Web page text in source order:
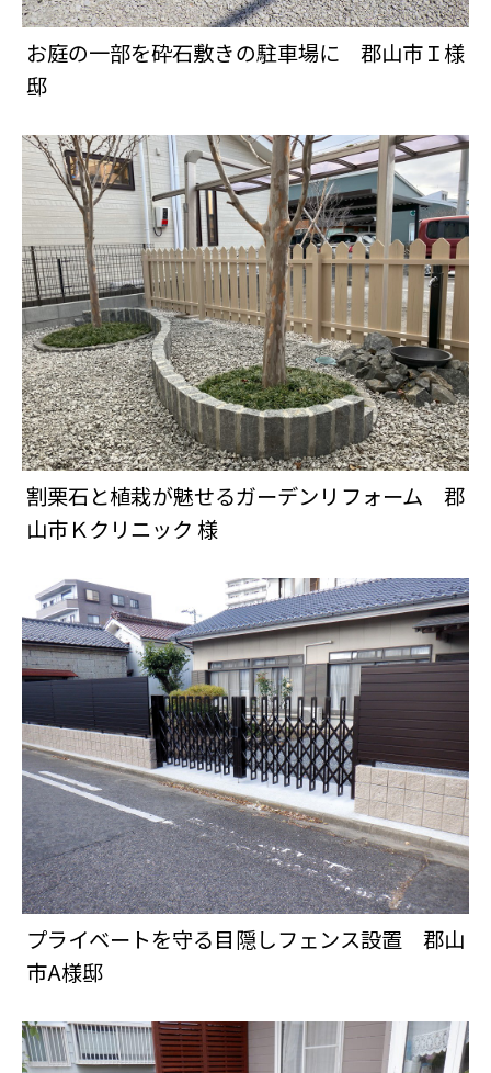
お庭の一部を砕石敷きの駐車場に 郡山市Ｉ様
邸
割栗石と植栽が魅せるガーデンリフォーム 郡
山市Ｋクリニック 様
プライベートを守る目隠しフェンス設置 郡山
市A様邸